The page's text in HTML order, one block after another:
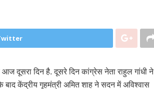
आज दूसरा दिन है. दूसरे दिन कांग्रेस नेता राहुल गांधी ने
बाद केंद्रीय गृहमंत्री अमित शाह ने सदन में अविश्वास